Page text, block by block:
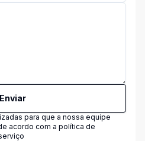
Enviar
para que a nossa equipe
acordo com a política de